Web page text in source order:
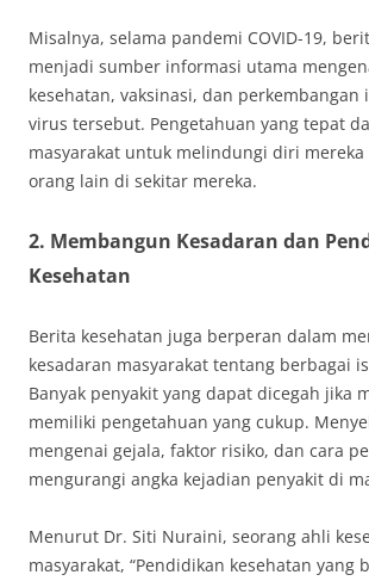
Misalnya, selama pandemi COVID-19,
menjadi sumber informasi utama
kesehatan, vaksinasi, dan
virus tersebut. Pengetahuan yang tepat
masyarakat untuk melindungi diri
orang lain di sekitar mereka.
2. Membangun Kesadaran dan
Kesehatan
Berita kesehatan juga berperan dalam
kesadaran masyarakat tentang berbagai
Banyak penyakit yang dapat dicegah jika
memiliki pengetahuan yang cukup.
mengenai gejala, faktor risiko, dan cara
mengurangi angka kejadian penyakit di
Menurut Dr. Siti Nuraini, seorang ahli
masyarakat, “Pendidikan kesehatan yang